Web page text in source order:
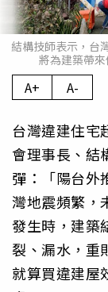
結構技師表示，台
將為建築帶來
A+ A-
台灣違建住宅
會理事長、結
彈：「陽台外
灣地震頻繁，
發生時，建築
裂、漏水，重
就算買違建屋